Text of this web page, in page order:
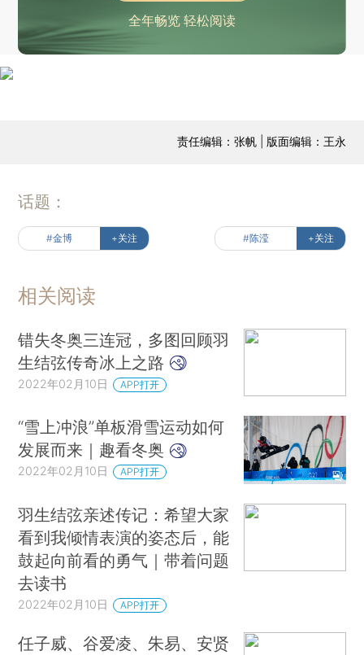
全年畅览 轻松阅读
责任编辑：张帆 | 版面编辑：王永
话题：
#金博 +关注 #陈滢 +关注
相关阅读
错失冬奥三连冠，多图回顾羽
生结弦传奇冰上之路
2022年02月10日 APP打开
“雪上冲浪”单板滑雪运动如何
发展而来｜趣看冬奥
2022年02月10日 APP打开
羽生结弦亲述传记：希望大家
看到我倾情表演的姿态后，能
鼓起向前看的勇气｜带着问题
去读书
2022年02月10日 APP打开
任子威、谷爱凌、朱易、安贤